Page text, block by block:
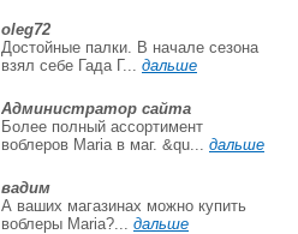
oleg72
Достойные палки. В начале сезона
взял себе Гада Г... дальше
Администратор сайта
Более полный ассортимент
воблеров Maria в маг. &qu... дальше
вадим
А ваших магазинах можно купить
воблеры Maria?... дальше